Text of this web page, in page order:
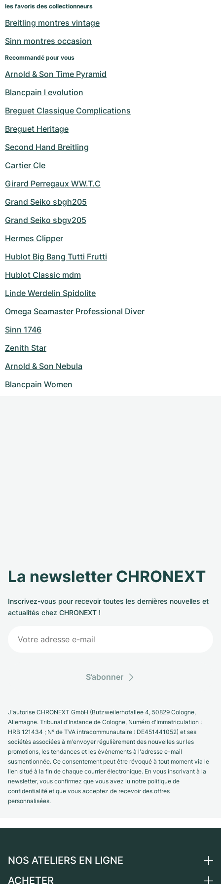
Montres pour femmes
Montres pour femmes
les favoris des collectionneurs
Breitling montres vintage
Sinn montres occasion
Recommandé pour vous
Arnold & Son Time Pyramid
Blancpain l evolution
Breguet Classique Complications
Breguet Heritage
Second Hand Breitling
Cartier Cle
Girard Perregaux WW.T.C
Grand Seiko sbgh205
Grand Seiko sbgv205
Hermes Clipper
Hublot Big Bang Tutti Frutti
Hublot Classic mdm
Linde Werdelin Spidolite
Omega Seamaster Professional Diver
Sinn 1746
Zenith Star
Arnold & Son Nebula
Blancpain Women
La newsletter CHRONEXT
Inscrivez-vous pour recevoir toutes les dernières nouvelles et
actualités chez CHRONEXT !
S’abonner
J'autorise CHRONEXT GmbH (Butzweilerhofallee 4, 50829 Cologne,
Allemagne. Tribunal d'Instance de Cologne, Numéro d'Immatriculation :
HRB 121434 ; N° de TVA intracommunautaire : DE451441052) et ses
sociétés associées à m'envoyer régulièrement des nouvelles sur les
promotions, les tendances et les événements à l'adresse e-mail
susmentionnée. Ce consentement peut être révoqué à tout moment via le
lien situé à la fin de chaque courrier électronique. En vous inscrivant à la
newsletter, vous confirmez que vous avez lu notre politique de
confidentialité et que vous acceptez de recevoir des offres
personnalisées.
NOS ATELIERS EN LIGNE
Allemagne
ACHETER